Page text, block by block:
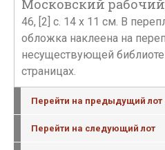
Московский рабочий,
46, [2] с. 14 х 11 см. В
обложка наклеена на
несуществующей
страницах.
Перейти на предыдущий лот
Перейти на следующий лот